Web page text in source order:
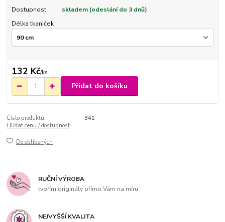
Dostupnost
skladem (odeslání do 3 dnů)
Délka tkaniček
132 Kč/ks
Přidat do košíku
Číslo produktu:
341
Hlídat cenu / dostupnost
Do oblíbených
RUČNÍ VÝROBA
tvořím originály přímo Vám na míru
NEJVYŠŠÍ KVALITA